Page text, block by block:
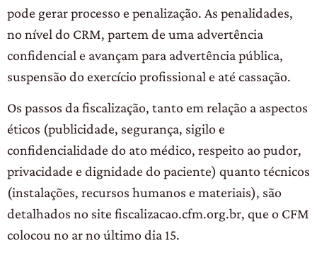
pode gerar processo e penalização. As penalidades,
no nível do CRM, partem de uma advertência
confidencial e avançam para advertência pública,
suspensão do exercício profissional e até cassação.
Os passos da fiscalização, tanto em relação a aspectos
éticos (publicidade, segurança, sigilo e
confidencialidade do ato médico, respeito ao pudor,
privacidade e dignidade do paciente) quanto técnicos
(instalações, recursos humanos e materiais), são
detalhados no site fiscalizacao.cfm.org.br, que o CFM
colocou no ar no último dia 15.